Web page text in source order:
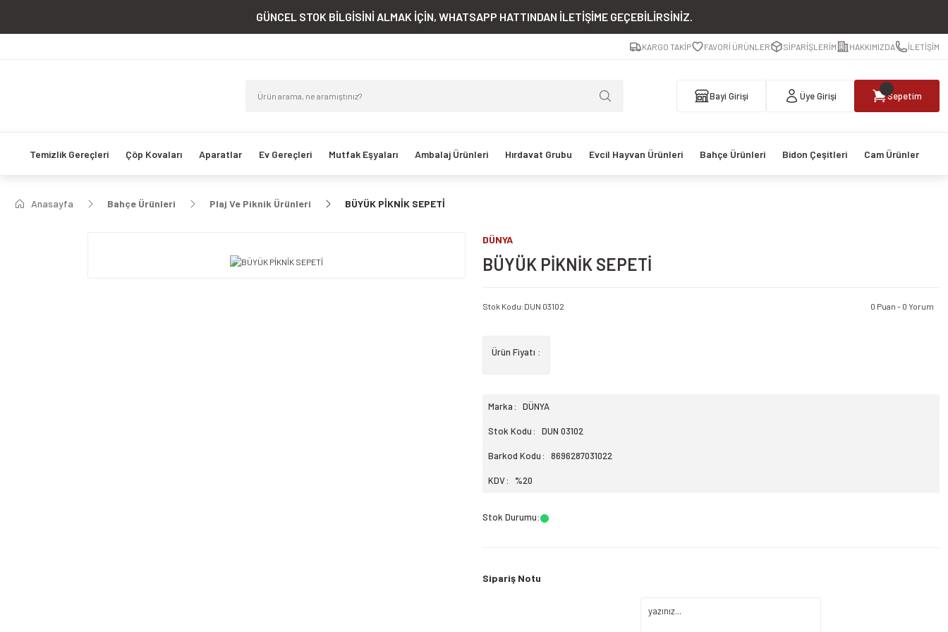
GÜNCEL STOK BİLGİSİNİ ALMAK İÇİN, WHATSAPP HATTINDAN İLETİŞİME GEÇEBİLİRSİNİZ.
KARGO TAKİP FAVORİ ÜRÜNLER SİPARİŞLERİM HAKKIMIZDA İLETİŞİM
Bayi Girişi Üye Girişi Sepetim
Temizlik Gereçleri Çöp Kovaları Aparatlar Ev Gereçleri Mutfak Eşyaları Ambalaj Ürünleri Hırdavat Grubu Evcil Hayvan Ürünleri Bahçe Ürünleri Bidon Çeşitleri Cam Ürünler
Anasayfa Bahçe Ürünleri Plaj Ve Piknik Ürünleri BÜYÜK PİKNİK SEPETİ
DÜNYA
BÜYÜK PİKNİK SEPETİ
Stok Kodu:DUN 03102 0 Puan - 0 Yorum
Ürün Fiyatı :
Marka DÜNYA
Stok Kodu DUN 03102
Barkod Kodu 8696287031022
KDV %20
Stok Durumu:
Sipariş Notu